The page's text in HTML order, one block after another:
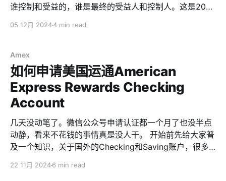
谁控制和受益的，谁是最终的受益人和控制人。这是2021
美国的企业，除了获得豁免的（比如上司公司、非营利组
FinCEN（美国财政部的金融犯罪执法网络）申报。 如果
你的美国公司（不管LLC还是INC），是在2024年1月1日
以前注册的，那么要在2025年1月1日之前申报。如果是
2024年新注册的，那么是注册后90日内申报。如果是
2025年1月1日以后（也就是明年）才注册的，那么要在注
deadline了，所以抓紧时间赶紧把这事情弄了。申报很简
单，几分钟就搞定了。 注册FinCEN ID FinCEN ID是标识
个人或者企业的，在申报的过程中需要填写一堆信息，然
后会给你创建一个。但为了简单起见，我们先提前创建，
05 12月 20244 min read
Amex
如何申请美国运通American
Express Rewards Checking
Account
几天没动笔了。微信公众号申请认证都一个月了也没半点
动静，看来不花钱的事情真是没人干。 开始前先给大家普
及一个知识，关于国外的Checking和Saving账户，很多
就是储蓄账户。 说人话，Checking就是国内银行的活
22 11月 20246 min read